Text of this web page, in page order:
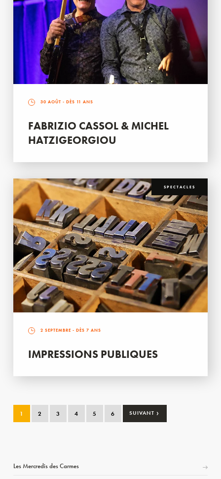
30 AOÛT - DÈS 11 ANS
FABRIZIO CASSOL & MICHEL
HATZIGEORGIOU
SPECTACLES
2 SEPTEMBRE - DÈS 7 ANS
IMPRESSIONS PUBLIQUES
1 2 3 4 5 6 SUIVANT ›
Les Mercredis des Carmes